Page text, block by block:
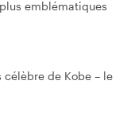
emblématiques
de Kobe – le